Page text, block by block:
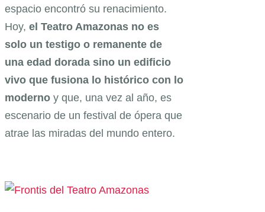
espacio encontró su renacimiento.
Hoy, el Teatro Amazonas no es
solo un testigo o remanente de
una edad dorada sino un edificio
vivo que fusiona lo histórico con lo
moderno y que, una vez al año, es
escenario de un festival de ópera que
atrae las miradas del mundo entero.